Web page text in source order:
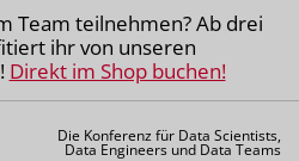
Team teilnehmen? Ab drei
ihr von unseren
Direkt im Shop buchen!
Die Konferenz für Data Scientists,
Data Engineers und Data Teams